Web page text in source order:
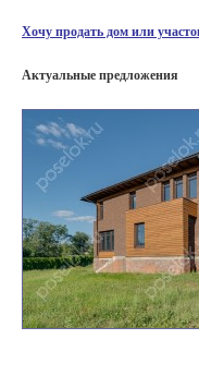
Хочу продать дом или
Актуальные предложения